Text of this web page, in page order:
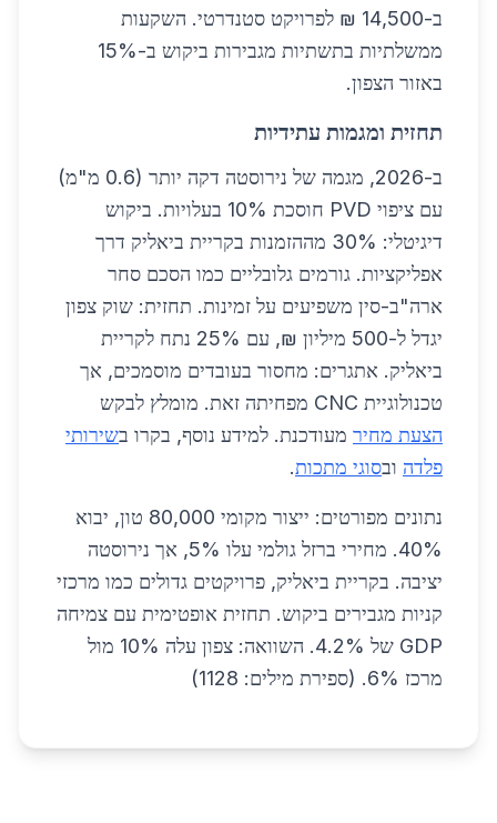
ב-14,500 ₪ לפרויקט סטנדרטי. השקעות
ממשלתיות בתשתיות מגבירות ביקוש ב-15%
באזור הצפון.
תחזית ומגמות עתידיות
ב-2026, מגמה של נירוסטה דקה יותר (0.6 מ"מ)
עם ציפוי PVD חוסכת 10% בעלויות. ביקוש
דיגיטלי: 30% מההזמנות בקריית ביאליק דרך
אפליקציות. גורמים גלובליים כמו הסכם סחר
ארה"ב-סין משפיעים על זמינות. תחזית: שוק צפון
יגדל ל-500 מיליון ₪, עם 25% נתח לקריית
ביאליק. אתגרים: מחסור בעובדים מוסמכים, אך
טכנולוגיית CNC מפחיתה זאת. מומלץ לבקש
הצעת מחיר מעודכנת. למידע נוסף, בקרו בשירותי
פלדה ובסוגי מתכות.
נתונים מפורטים: ייצור מקומי 80,000 טון, יבוא
40%. מחירי ברזל גולמי עלו 5%, אך נירוסטה
יציבה. בקריית ביאליק, פרויקטים גדולים כמו מרכזי
קניות מגבירים ביקוש. תחזית אופטימית עם צמיחה
GDP של 4.2%. השוואה: צפון עלה 10% מול
מרכז 6%. (ספירת מילים: 1128)